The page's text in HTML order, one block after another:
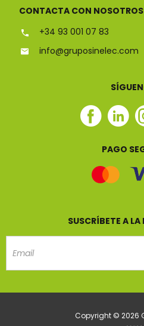
CONTACTA CON NOSOTROS
+34 93 001 07 83
info@gruposinelec.com
PAGO
SUSCRÍBETE A LA
Copyright © 2026